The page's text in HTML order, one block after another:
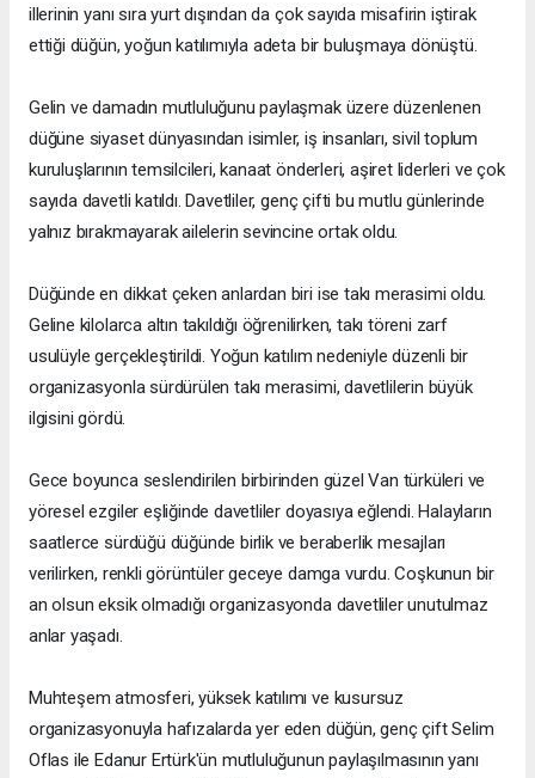
illerinin yanı sıra yurt dışından da çok sayıda misafirin iştirak
ettiği düğün, yoğun katılımıyla adeta bir buluşmaya dönüştü.
Gelin ve damadın mutluluğunu paylaşmak üzere düzenlenen
düğüne siyaset dünyasından isimler, iş insanları, sivil toplum
kuruluşlarının temsilcileri, kanaat önderleri, aşiret liderleri ve çok
sayıda davetli katıldı. Davetliler, genç çifti bu mutlu günlerinde
yalnız bırakmayarak ailelerin sevincine ortak oldu.
Düğünde en dikkat çeken anlardan biri ise takı merasimi oldu.
Geline kilolarca altın takıldığı öğrenilirken, takı töreni zarf
usulüyle gerçekleştirildi. Yoğun katılım nedeniyle düzenli bir
organizasyonla sürdürülen takı merasimi, davetlilerin büyük
ilgisini gördü.
Gece boyunca seslendirilen birbirinden güzel Van türküleri ve
yöresel ezgiler eşliğinde davetliler doyasıya eğlendi. Halayların
saatlerce sürdüğü düğünde birlik ve beraberlik mesajları
verilirken, renkli görüntüler geceye damga vurdu. Coşkunun bir
an olsun eksik olmadığı organizasyonda davetliler unutulmaz
anlar yaşadı.
Muhteşem atmosferi, yüksek katılımı ve kusursuz
organizasyonuyla hafızalarda yer eden düğün, genç çift Selim
Oflas ile Edanur Ertürk'ün mutluluğunun paylaşılmasının yanı